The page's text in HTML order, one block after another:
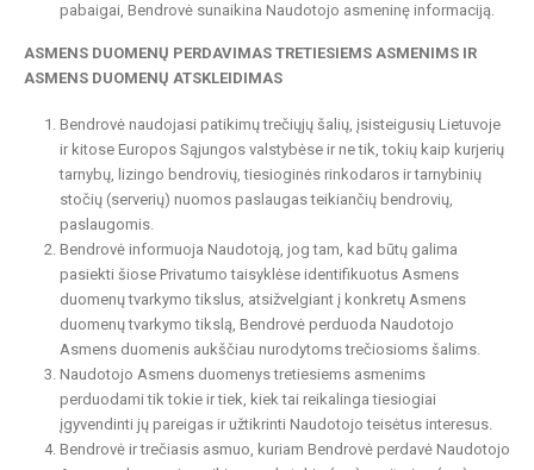
pabaigai, Bendrovė sunaikina Naudotojo asmeninę informaciją.
ASMENS DUOMENŲ PERDAVIMAS TRETIESIEMS ASMENIMS IR
ASMENS DUOMENŲ ATSKLEIDIMAS
Bendrovė naudojasi patikimų trečiųjų šalių, įsisteigusių Lietuvoje
ir kitose Europos Sąjungos valstybėse ir ne tik, tokių kaip kurjerių
tarnybų, lizingo bendrovių, tiesioginės rinkodaros ir tarnybinių
stočių (serverių) nuomos paslaugas teikiančių bendrovių,
paslaugomis.
Bendrovė informuoja Naudotoją, jog tam, kad būtų galima
pasiekti šiose Privatumo taisyklėse identifikuotus Asmens
duomenų tvarkymo tikslus, atsižvelgiant į konkretų Asmens
duomenų tvarkymo tikslą, Bendrovė perduoda Naudotojo
Asmens duomenis aukščiau nurodytoms trečiosioms šalims.
Naudotojo Asmens duomenys tretiesiems asmenims
perduodami tik tokie ir tiek, kiek tai reikalinga tiesiogiai
įgyvendinti jų pareigas ir užtikrinti Naudotojo teisėtus interesus.
Bendrovė ir trečiasis asmuo, kuriam Bendrovė perdavė Naudotojo